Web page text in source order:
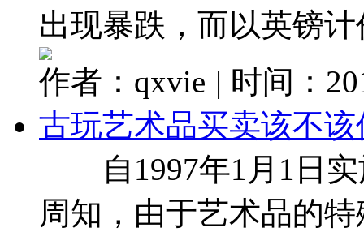
出现暴跌，而以英镑
作者：qxvie | 时间：
古玩艺术品买卖该不
自1997年1月1日实
周知，由于艺术品的